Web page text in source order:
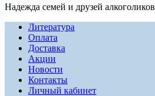
Надежда семей и друзей алкоголиков
Литература
Оплата
Доставка
Акции
Новости
Контакты
Личный кабинет